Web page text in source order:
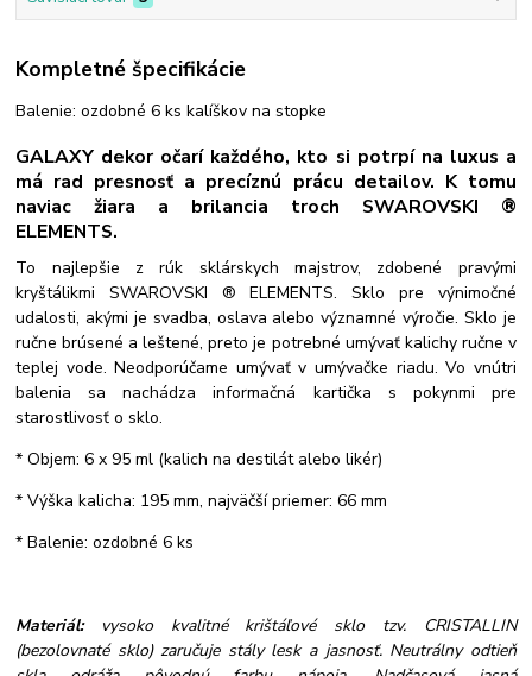
Kompletné špecifikácie
Balenie: ozdobné 6 ks kalíškov na stopke
GALAXY dekor očarí každého, kto si potrpí na luxus a
má rad presnosť a precíznú prácu detailov. K tomu
naviac žiara a brilancia troch SWAROVSKI ®
ELEMENTS.
To najlepšie z rúk sklárskych majstrov, zdobené pravými
kryštálikmi SWAROVSKI ® ELEMENTS. Sklo pre výnimočné
udalosti, akými je svadba, oslava alebo významné výročie. Sklo je
ručne brúsené a leštené, preto je potrebné umývať kalichy ručne v
teplej vode. Neodporúčame umývať v umývačke riadu. Vo vnútri
balenia sa nachádza informačná kartička s pokynmi pre
starostlivosť o sklo.
* Objem: 6 x 95 ml (kalich na destilát alebo likér)
* Výška kalicha: 195 mm, najväčší priemer: 66 mm
* Balenie: ozdobné 6 ks
Materiál:
vysoko kvalitné krištáľové sklo tzv. CRISTALLIN
(bezolovnaté sklo) zaručuje stály lesk a jasnosť. Neutrálny odtieň